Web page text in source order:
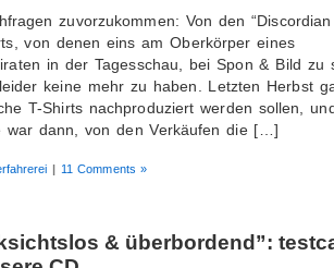
zuvorzukommen: Von den “Discordian
von denen eins am Oberkörper eines
in der Tagesschau, bei Spon & Bild zu
keine mehr zu haben. Letzten Herbst
T-Shirts nachproduziert werden sollen,
war dann, von den Verkäufen die […]
| 11 Comments »
& überbordend”: